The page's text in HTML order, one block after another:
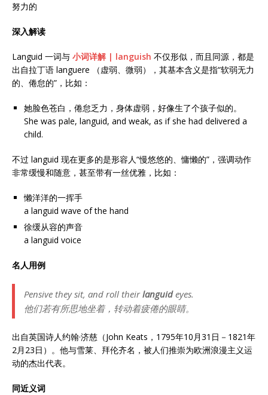
努力的
深入解读
Languid 一词与 小词详解 | languish 不仅形似，而且同源，都是
出自拉丁语 languere （虚弱、微弱），其基本含义是指“软弱无力
的、倦怠的”，比如：
她脸色苍白，倦怠乏力，身体虚弱，好像生了个孩子似的。
She was pale, languid, and weak, as if she had delivered a
child.
不过 languid 现在更多的是形容人“慢悠悠的、慵懒的”，强调动作
非常缓慢和随意，甚至带有一丝优雅，比如：
懒洋洋的一挥手
a languid wave of the hand
徐缓从容的声音
a languid voice
名人用例
Pensive they sit, and roll theirlanguideyes.
他们若有所思地坐着，转动着疲倦的眼睛。
出自英国诗人约翰·济慈（John Keats，1795年10月31日－1821年
2月23日）。他与雪莱、拜伦齐名，被人们推崇为欧洲浪漫主义运
动的杰出代表。
同近义词